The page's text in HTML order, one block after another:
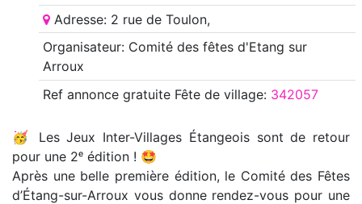
Adresse: 2 rue de Toulon,
Organisateur: Comité des fêtes d'Etang sur
Arroux
Ref annoncegratuite Fête de village: 342057
🥳 Les Jeux Inter-Villages Étangeois sont de retour
pour une 2ᵉ édition ! 🤩
Après une belle première édition, le Comité des Fêtes
d’Étang-sur-Arroux vous donne rendez-vous pour une